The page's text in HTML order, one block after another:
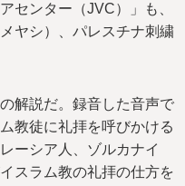
センター（JVC）」も、
ヤシ）、パレスチナ刺繍
解説だ。録音した音声で
教徒に礼拝を呼びかける
ーシア人、ゾルカナイ
スラム教の礼拝の仕方を